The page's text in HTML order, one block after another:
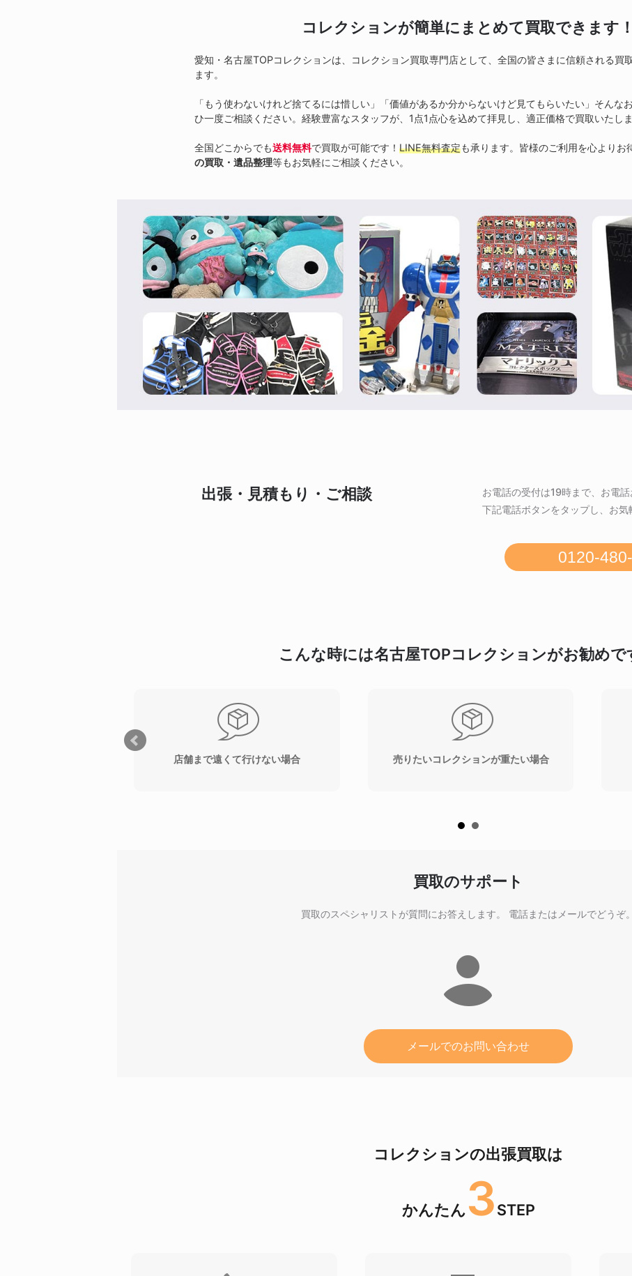
コレクションが簡単にまとめて買取できます！
愛知・名古屋TOPコレクションは、コレクション買取専門店として、全国の皆さまに信頼される買
ます。
「もう使わないけれど捨てるには惜しい」「価値があるか分からないけど見てもらいたい」そんな
ひ一度ご相談ください。経験豊富なスタッフが、1点1点心を込めて拝見し、適正価格で買取いたしま
全国どこからでも送料無料で買取が可能です！ LINE無料査定も承ります。皆様のご利用を心よりお
の買取・遺品整理等もお気軽にご相談ください。
出張・見積もり・ご相談
お電話の受付は19時まで、お電話
下記電話ボタンをタップし、お気
0120-
こんな時には名古屋TOPコレクションがお勧めで
店舗まで遠くて行けない場合 売りたいコレクションが重たい場合
買取のサポート
買取のスペシャリストが質問にお答えします。 電話またはメールでどうぞ。
メールでのお問い合わせ
コレクションの出張買取は
かんたん3STEP